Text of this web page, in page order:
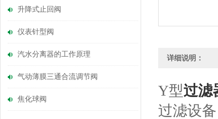
升降式止回阀
仪表针型阀
汽水分离器的工作原理
气动薄膜三通合流调节阀
焦化球阀
详细说明：
Y型过滤
过滤设